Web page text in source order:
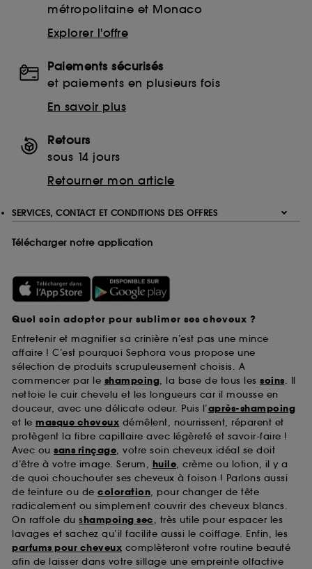
métropolitaine et Monaco
Explorer l'offre
Paiements sécurisés
et paiements en plusieurs fois
En savoir plus
Retours
sous 14 jours
Retourner mon article
SERVICES, CONTACT ET CONDITIONS DES OFFRES
Télécharger notre application
Quel soin adopter pour sublimer ses cheveux ?
Entretenir et magnifier sa crinière n’est pas une mince
affaire ! C’est pourquoi Sephora vous propose une
sélection de produits scrupuleusement choisis. A
commencer par le shampoing, la base de tous les soins. Il
nettoie le cuir chevelu et les longueurs car il mousse en
douceur, avec une délicate odeur. Puis l’après-shampoing
et le masque cheveux démêlent, nourrissent, réparent et
protègent la fibre capillaire avec légèreté et savoir-faire !
Avec ou sans rinçage, votre soin cheveux idéal se doit
d’être à votre image. Serum, huile, crème ou lotion, il y a
de quoi chouchouter ses cheveux à foison ! Parlons aussi
de teinture ou de coloration, pour changer de tête
radicalement ou simplement couvrir des cheveux blancs.
On raffole du shampoing sec, très utile pour espacer les
lavages et sachez qu’il facilite aussi le coiffage. Enfin, les
parfums pour cheveux complèteront votre routine beauté
afin de laisser dans votre sillage une empreinte olfactive